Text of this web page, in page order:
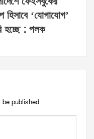
হিসাবে ‘যোগাযোগ’
হচ্ছে : পলক
published.